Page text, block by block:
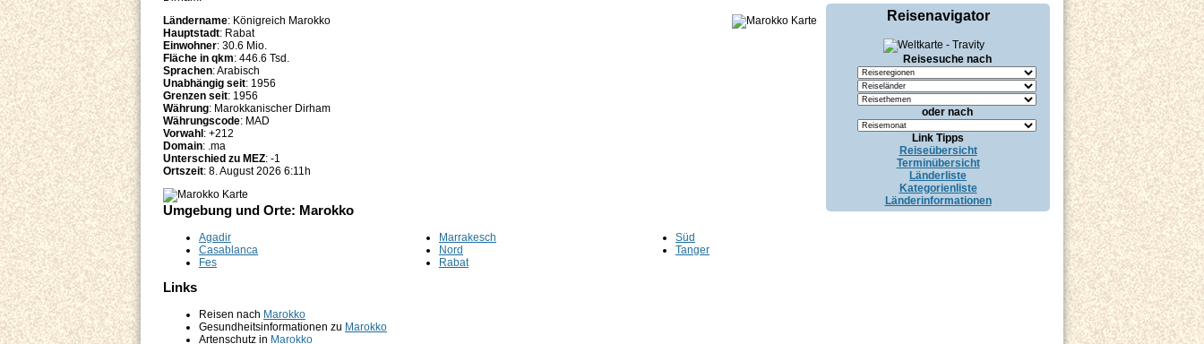
Ländername: Königreich Marokko
Hauptstadt: Rabat
Einwohner: 30.6 Mio.
Fläche in qkm: 446.6 Tsd.
Sprachen: Arabisch
Unabhängig seit: 1956
Grenzen seit: 1956
Währung: Marokkanischer Dirham
Währungscode: MAD
Vorwahl: +212
Domain: .ma
Unterschied zu MEZ: -1
Ortszeit: 8. August 2026 6:11h
Umgebung und Orte: Marokko
Agadir
Casablanca
Fes
Marrakesch
Nord
Rabat
Süd
Tanger
Links
Reisen nach Marokko
Gesundheitsinformationen zu Marokko
Artenschutz in Marokko
Reisenavigator
Reisesuche nach
oder nach
Link Tipps
Reiseübersicht
Terminübersicht
Länderliste
Kategorienliste
Länderinformationen